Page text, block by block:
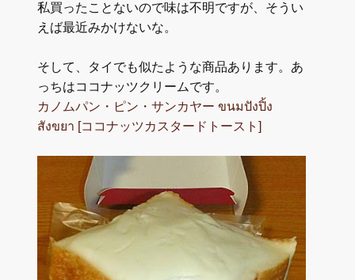
私買ったことないので味は不明ですが、そうい
えば最近みかけないな。
そして、タイでも似たような商品あります。あ
っちはココナッツクリームです。
カノムパン・ピン・サンカヤー ขนมปังปิ้ง
สังขยา [ココナッツカスタードトースト]